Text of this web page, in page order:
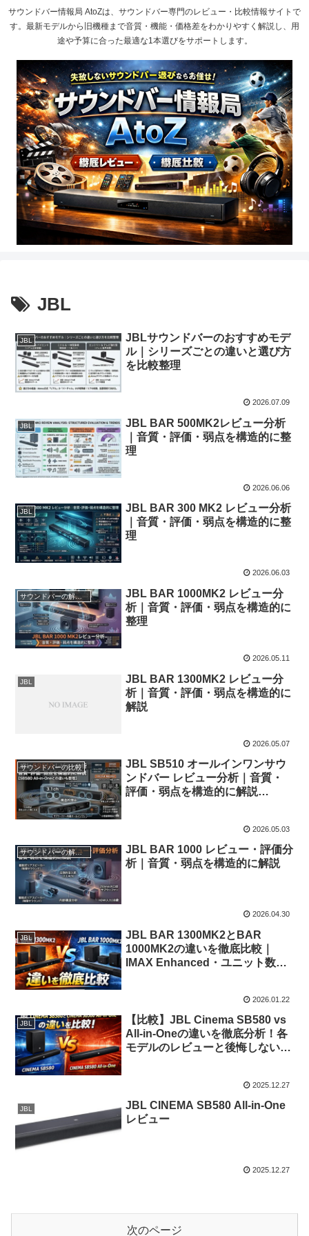
サウンドバー情報局 AtoZは、サウンドバー専門のレビュー・比較情報サイトで
す。最新モデルから旧機種まで音質・機能・価格差をわかりやすく解説し、用
途や予算に合った最適な1本選びをサポートします。
JBL
JBL
JBLサウンドバーのおすすめモデ
ル｜シリーズごとの違いと選び方
を比較整理
2026.07.09
JBL
JBL BAR 500MK2レビュー分析
｜音質・評価・弱点を構造的に整
理
2026.06.06
JBL
JBL BAR 300 MK2 レビュー分析
｜音質・評価・弱点を構造的に整
理
2026.06.03
サウンドバーの解説とレビュー分析
JBL BAR 1000MK2 レビュー分
析｜音質・評価・弱点を構造的に
整理
2026.05.11
JBL
JBL BAR 1300MK2 レビュー分
析｜音質・評価・弱点を構造的に
解説
2026.05.07
サウンドバーの比較
JBL SB510 オールインワンサウ
ンドバー レビュー分析｜音質・
評価・弱点を構造的に解説
2026.05.03
サウンドバーの解説とレビュー分析
JBL BAR 1000 レビュー・評価分
析｜音質・弱点を構造的に解説
2026.04.30
JBL
JBL BAR 1300MK2とBAR
1000MK2の違いを徹底比較｜
IMAX Enhanced・ユニット数・
2026.01.22
JBL
【比較】JBL Cinema SB580 vs
All-in-Oneの違いを徹底分析！各
モデルのレビューと後悔しない選
2025.12.27
JBL
JBL CINEMA SB580 All-in-One
レビュー
2025.12.27
次のページ